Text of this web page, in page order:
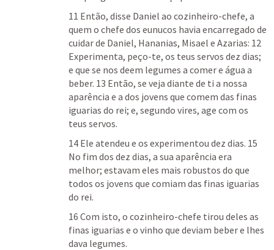
11 Então, disse Daniel ao cozinheiro-chefe, a
quem o chefe dos eunucos havia encarregado de
cuidar de Daniel, Hananias, Misael e Azarias: 12
Experimenta, peço-te, os teus servos dez dias;
e que se nos deem legumes a comer e água a
beber. 13 Então, se veja diante de ti a nossa
aparência e a dos jovens que comem das finas
iguarias do rei; e, segundo vires, age com os
teus servos.
14 Ele atendeu e os experimentou dez dias. 15
No fim dos dez dias, a sua aparência era
melhor; estavam eles mais robustos do que
todos os jovens que comiam das finas iguarias
do rei.
16 Com isto, o cozinheiro-chefe tirou deles as
finas iguarias e o vinho que deviam beber e lhes
dava legumes.